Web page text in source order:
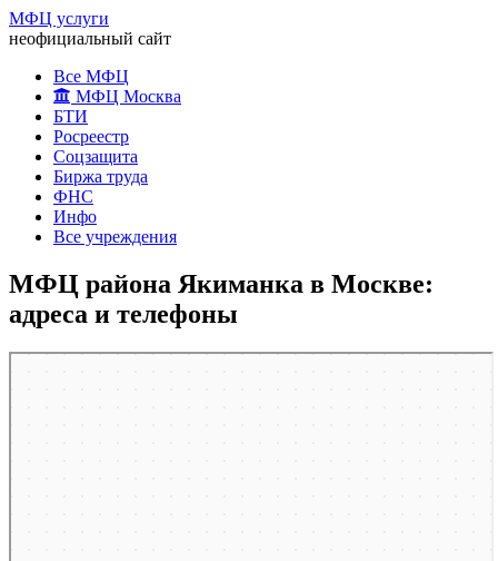
МФЦ услуги
неофициальный сайт
Все МФЦ
МФЦ Москва
БТИ
Росреестр
Соцзащита
Биржа труда
ФНС
Инфо
Все учреждения
МФЦ района Якиманка в Москве:
адреса и телефоны